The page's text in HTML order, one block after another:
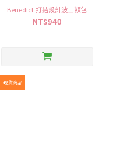
Benedict 打結設計波士頓包
NT$940
現貨商品